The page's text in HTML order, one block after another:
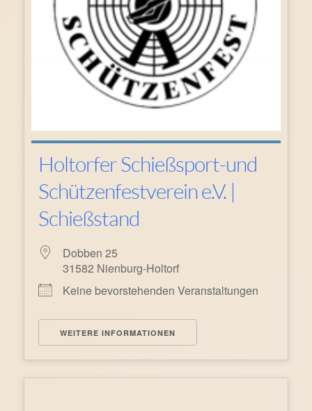
Holtorfer Schießsport-und
Schützenfestverein e.V. |
Schießstand
Dobben 25
31582 Nienburg-Holtorf
Keine bevorstehenden Veranstaltungen
WEITERE INFORMATIONEN